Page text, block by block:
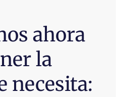
ahora
la
necesita: